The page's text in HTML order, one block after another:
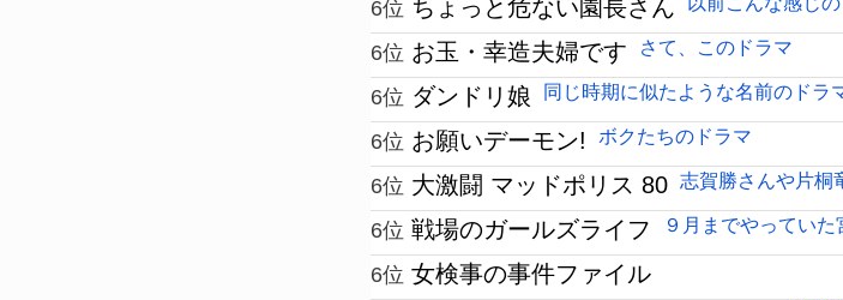
6位 ちょっと危ない園長さん
6位 お玉・幸造夫婦です さて、このドラマ
6位 ダンドリ娘 同じ時期に似たような名前のドラ
6位 お願いデーモン! ボクたちのドラマ
6位 大激闘 マッドポリス 80 志賀勝さんや片桐
6位 戦場のガールズライフ ９月までやってい
6位 女検事の事件ファイル